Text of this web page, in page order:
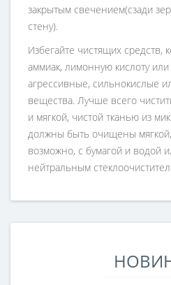
закрытым свечением(сзади
стену).
Избегайте чистящих средств,
аммиак, лимонную кислоту
агрессивные, сильнокислые
вещества. Лучше всего
и мягкой, чистой тканью из
должны быть очищены
возможно, с бумагой и водой
нейтральным